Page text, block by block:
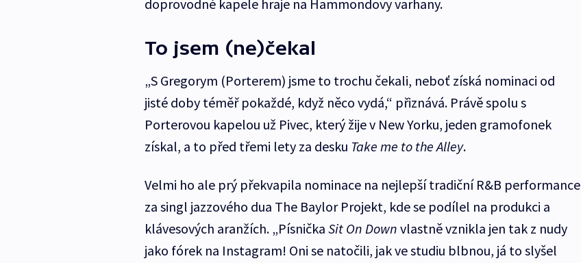
doprovodné kapele hraje na Hammondovy varhany.
To jsem (ne)čekal
„S Gregorym (Porterem) jsme to trochu čekali, neboť získá nominaci od
jisté doby téměř pokaždé, když něco vydá,“ přiznává. Právě spolu s
Porterovou kapelou už Pivec, který žije v New Yorku, jeden gramofonek
získal, a to před třemi lety za desku Take me to the Alley.
Velmi ho ale prý překvapila nominace na nejlepší tradiční R&B performance
za singl jazzového dua The Baylor Projekt, kde se podílel na produkci a
klávesových aranžích. „Písnička Sit On Down vlastně vznikla jen tak z nudy
jako fórek na Instagram! Oni se natočili, jak ve studiu blbnou, já to slyšel